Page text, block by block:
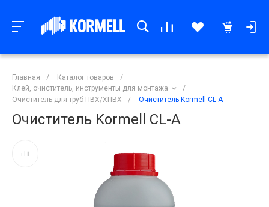
Главная / Каталог товаров
/
Клей, очиститель, инструменты для монтажа
/
Очиститель для труб ПВХ/ХПВХ
/ Очиститель Kormell CL-A
Очиститель Kormell CL-A